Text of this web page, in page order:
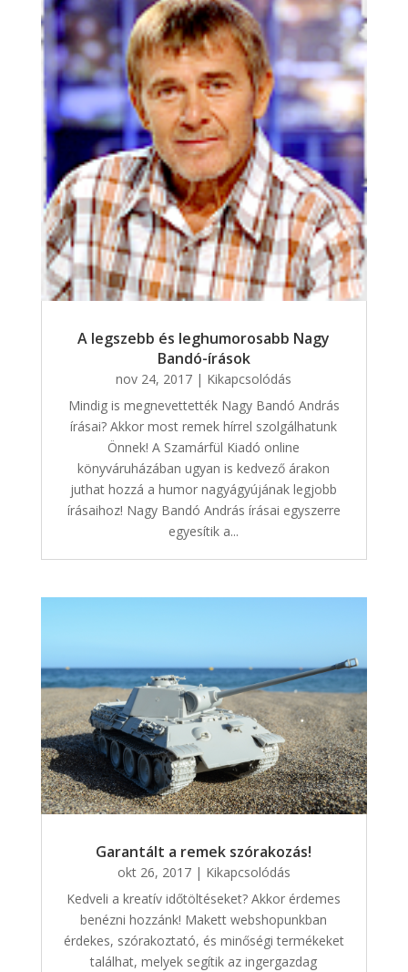
A legszebb és leghumorosabb Nagy
Bandó-írások
nov 24, 2017 | Kikapcsolódás
Mindig is megnevettették Nagy Bandó András
írásai? Akkor most remek hírrel szolgálhatunk
Önnek! A Szamárfül Kiadó online
könyváruházában ugyan is kedvező árakon
juthat hozzá a humor nagyágyújának legjobb
írásaihoz! Nagy Bandó András írásai egyszerre
egyesítik a...
Garantált a remek szórakozás!
okt 26, 2017| Kikapcsolódás
Kedveli a kreatív időtöltéseket? Akkor érdemes
benézni hozzánk! Makett webshopunkban
érdekes, szórakoztató, és minőségi termékeket
találhat, melyek segítik az ingergazdag